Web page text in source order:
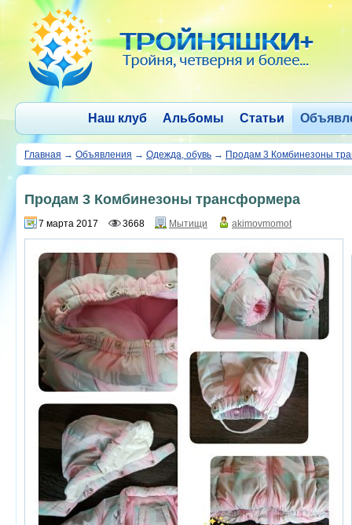
Наш клуб Альбомы Статьи
Главная → Объявления → Одежда, обувь → Продам 3 Комбинезоны
Продам 3 Комбинезоны трансформера
7 марта 2017 3668 Мытищи akimovmomot